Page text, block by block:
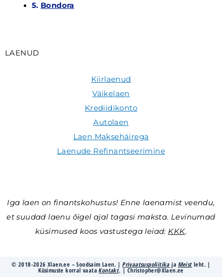
5. Bondora
LAENUD
Kiirlaenud
Väikelaen
Krediidikonto
Autolaen
Laen Maksehäirega
Laenude Refinantseerimine
Iga laen on finantskohustus! Enne laenamist veendu,
et suudad laenu õigel ajal tagasi maksta. Levinumad
küsimused koos vastustega leiad: KKK.
© 2018-2026 Xlaen.ee – Soodsaim Laen. |Privaatsuspoliitika ja Meist leht. |
Küsimuste korral vaataKontakt. | Christopher@Xlaen.ee